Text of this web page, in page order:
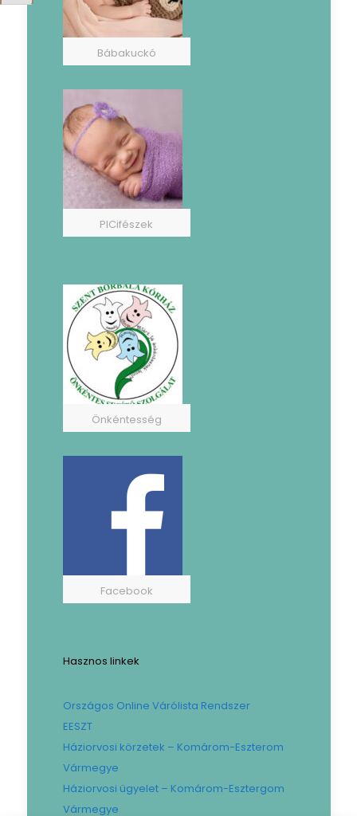
Bábakuckó
PICifészek
Önkéntesség
Facebook
Hasznos linkek
Országos Online Várólista Rendszer
EESZT
Háziorvosi körzetek – Komárom-Eszterom
Vármegye
Háziorvosi ügyelet – Komárom-Esztergom
Vármegye